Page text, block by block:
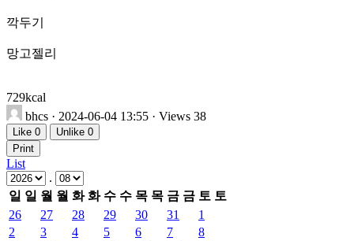
깍두기
망고젤리
729kcal
bhcs · 2024-06-04 13:55 · Views 38
Like 0 Unlike 0
Print
List
.
일 일 월 월 화 화 수 수 목 목 금 금 토 토
26
27 28 29 30 31
1
2
3 4 5 6 7
8